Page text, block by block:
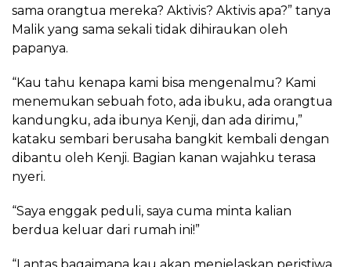
sama orangtua mereka? Aktivis? Aktivis apa?” tanya
Malik yang sama sekali tidak dihiraukan oleh
papanya.
“Kau tahu kenapa kami bisa mengenalmu? Kami
menemukan sebuah foto, ada ibuku, ada orangtua
kandungku, ada ibunya Kenji, dan ada dirimu,”
kataku sembari berusaha bangkit kembali dengan
dibantu oleh Kenji. Bagian kanan wajahku terasa
nyeri.
“Saya enggak peduli, saya cuma minta kalian
berdua keluar dari rumah ini!”